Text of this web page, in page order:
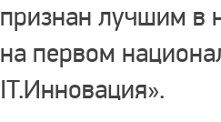
признан лучшим в
на первом
IT.Инновация».